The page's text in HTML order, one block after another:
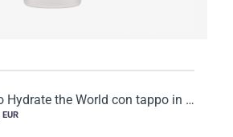
Bottiglia in vetro Hydrate the World con tappo in metallo
EUR